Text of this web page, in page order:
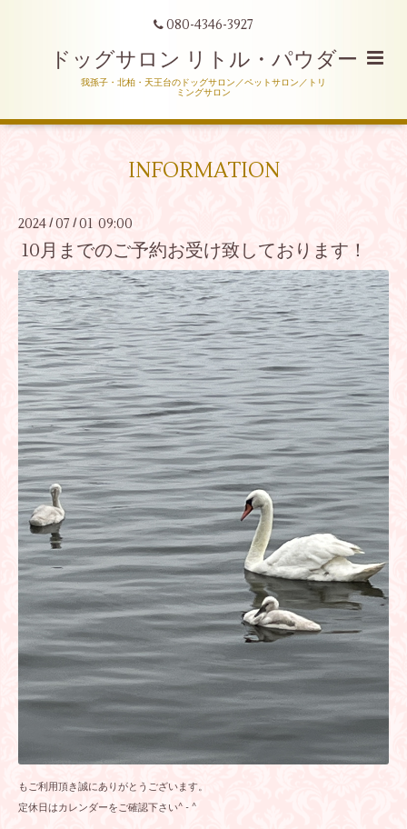
080-4346-3927
ドッグサロン リトル・パウダー
我孫子・北柏・天王台のドッグサロン／ペットサロン／トリ
ミングサロン
INFORMATION
2024 /07 /01 09:00
10月までのご予約お受け致しております！
もご利用頂き誠にありがとうございます。
定休日はカレンダーをご確認下さい^ - ^